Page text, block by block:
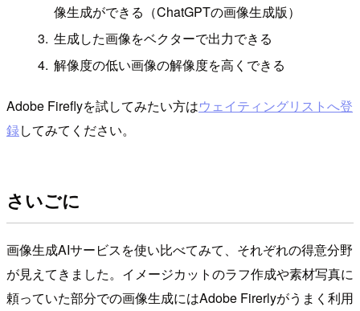
像生成ができる（ChatGPTの画像生成版）
生成した画像をベクターで出力できる
解像度の低い画像の解像度を高くできる
Adobe Fireflyを試してみたい方はウェイティングリストへ登
録してみてください。
さいごに
画像生成AIサービスを使い比べてみて、それぞれの得意分野
が見えてきました。イメージカットのラフ作成や素材写真に
頼っていた部分での画像生成にはAdobe Firerlyがうまく利用